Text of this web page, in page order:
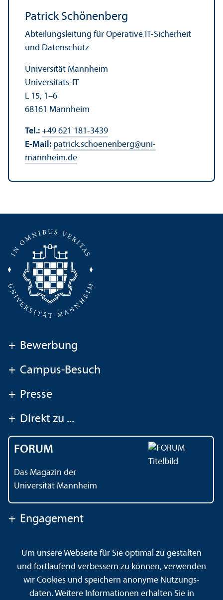
Patrick Schönenberg
Abteilungs­leitung für Operative IT-Sicherheit
und Datenschutz
Universität Mannheim
Universitäts-IT
L 15, 1–6
68161 Mannheim
Tel.: +49 621 181-3439
E-Mail: patrick.schoenenberg@uni-
mannheim.de
+ Bewerbung
+ Campus-Besuch
+ Presse
+ Direkt zu ...
FORUM
Das Magazin der
Universität Mannheim
+ Engagement
Kontakt Impressum Datenschutz
Barrierefreiheit
Gebärdensprache
Leichte Sprache
Sitemap
Hausordnung
Sicherheit und Notfälle
Um unsere Webseite für Sie optimal zu gestalten
und fortlaufend verbessern zu können, verwenden
wir Cookies und speichern anonyme Nutzungs­
daten. Weitere Informationen erhalten Sie in